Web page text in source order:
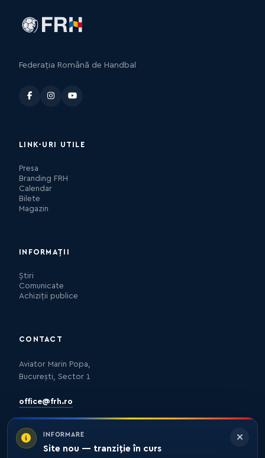
INFORMARE
Site nou — tranziție în curs
Federația Română de Handbal
LINK-URI UTILE
Presa
Branding FRH
Calendar
Bilete
Magazin
INFORMAȚII
Știri
Comunicate
Achiziții publice
CONTACT
Aviator Marin Popa,
București, Sector 1
office@frh.ro
Protecția datelorPolitica de confidențialitate